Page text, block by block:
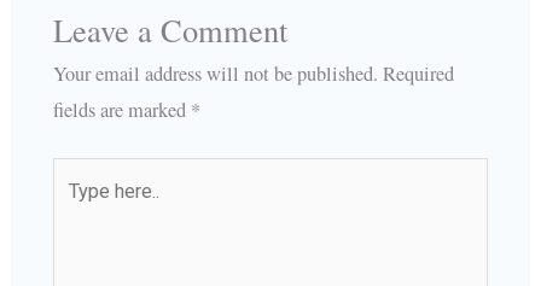
Leave a Comment
Your email address will not be published. Required
fields are marked *
here..